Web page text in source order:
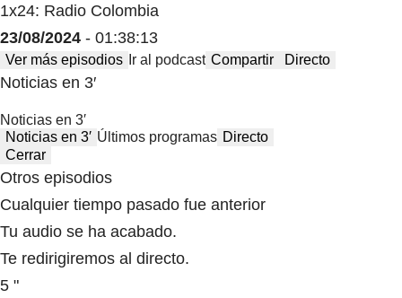
1x24: Radio Colombia
23/08/2024 - 01:38:13
Ver más episodios Ir al podcast Compartir Directo
Noticias en 3′
Noticias en 3′
Noticias en 3′ Últimos programas Directo
Cerrar
Otros episodios
Cualquier tiempo pasado fue anterior
Tu audio se ha acabado.
Te redirigiremos al directo.
5 "